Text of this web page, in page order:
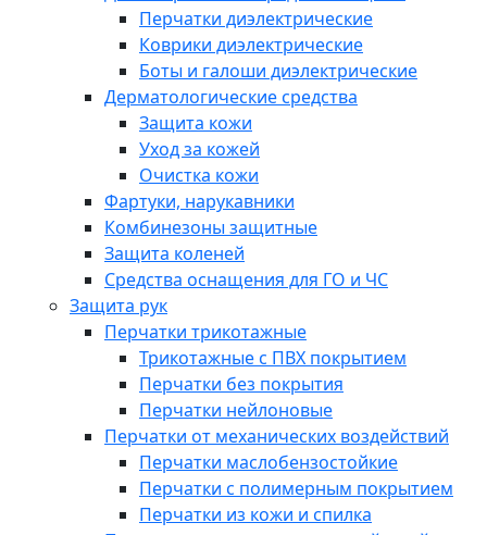
Перчатки диэлектрические
Коврики диэлектрические
Боты и галоши диэлектрические
Дерматологические средства
Защита кожи
Уход за кожей
Очистка кожи
Фартуки, нарукавники
Комбинезоны защитные
Защита коленей
Средства оснащения для ГО и ЧС
Защита рук
Перчатки трикотажные
Трикотажные с ПВХ покрытием
Перчатки без покрытия
Перчатки нейлоновые
Перчатки от механических воздействий
Перчатки маслобензостойкие
Перчатки с полимерным покрытием
Перчатки из кожи и спилка